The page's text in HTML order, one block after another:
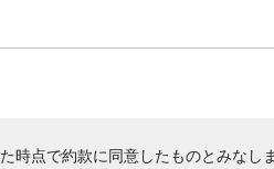
時点で約款に同意したものとみなしま